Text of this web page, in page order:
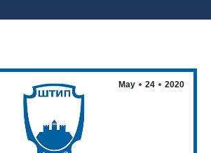
May 24 2020